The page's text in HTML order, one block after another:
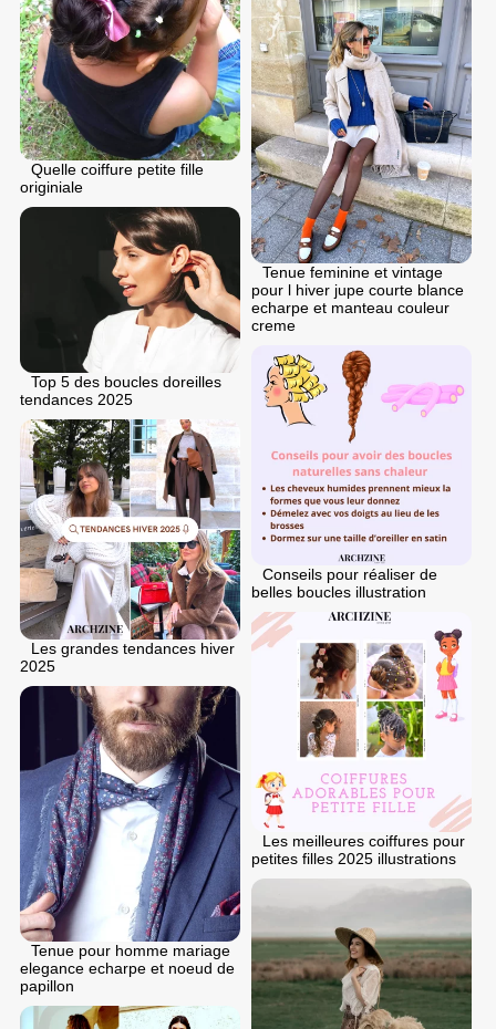
Quelle coiffure petite fille
originiale
Tenue feminine et vintage
pour l hiver jupe courte blance
echarpe et manteau couleur
creme
Top 5 des boucles doreilles
tendances 2025
Conseils pour réaliser de
belles boucles illustration
Les grandes tendances hiver
2025
Les meilleures coiffures pour
petites filles 2025 illustrations
Tenue pour homme mariage
elegance echarpe et noeud de
papillon